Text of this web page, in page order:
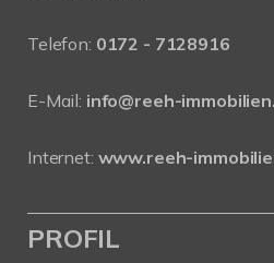
Telefon: 0172 - 7128916
E-Mail: info@reeh-
Internet: www.reeh-
PROFIL